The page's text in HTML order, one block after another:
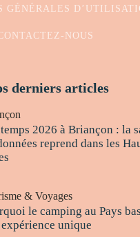
GÉNÉRALES
NOUS
derniers articles
2026 à Briançon : la
reprend dans les
& Voyages
le camping au Pays
unique